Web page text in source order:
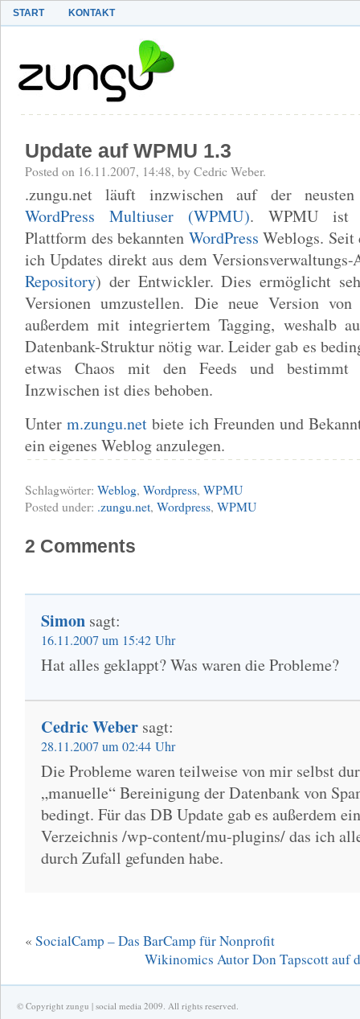
START KONTAKT
Update auf WPMU 1.3
Posted on 16.11.2007, 14:48, by Cedric Weber.
.zungu.net läuft inzwischen auf der
WordPress Multiuser (WPMU). WPMU ist
Plattform des bekannten WordPress Weblogs. Seit
ich Updates direkt aus dem
Repository) der Entwickler. Dies ermöglicht
Versionen umzustellen. Die neue Version von
außerdem mit integriertem Tagging, weshalb
Datenbank-Struktur nötig war. Leider gab es
etwas Chaos mit den Feeds und bestimmt
Inzwischen ist dies behoben.
Unter m.zungu.net biete ich Freunden und
ein eigenes Weblog anzulegen.
Schlagwörter: Weblog, Wordpress, WPMU
Posted under: .zungu.net, Wordpress, WPMU
2 Comments
Simon sagt:
16.11.2007 um 15:42 Uhr
Hat alles geklappt? Was waren die Probleme?
Cedric Weber sagt:
28.11.2007 um 02:44 Uhr
Die Probleme waren teilweise von mir selbst
„manuelle“ Bereinigung der Datenbank von
bedingt. Für das DB Update gab es außerdem
Verzeichnis /wp-content/mu-plugins/ das ich
durch Zufall gefunden habe.
« SocialCamp – Das BarCamp für Nonprofit
Wikinomics Autor Don Tapscott auf
© Copyright zungu | social media 2009. All rights reserved.